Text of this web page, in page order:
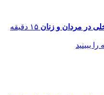
در مردان و زنان
۱۵ دقیقه
را ببینید